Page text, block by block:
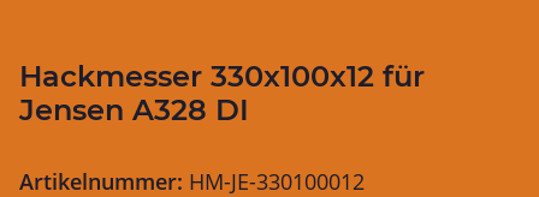
Hackmesser 330x100x12 für
Jensen A328 DI
Artikelnummer: HM-JE-330100012